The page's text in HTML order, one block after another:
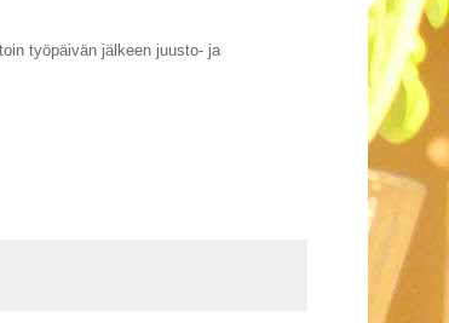
työpäivän jälkeen juusto- ja